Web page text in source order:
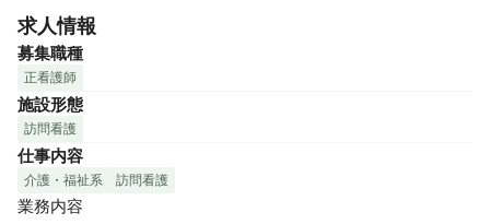
て訪問入浴サービス事業を開始し、設立しました。現在では
全国200箇所以上の事業所を展開し、高齢者介護をトータル
サポートしています。
「訪問入浴」とは、介護保険を利用する在宅介護サービスの
ひとつです。 自宅の浴槽での入浴が難しい方や、施設への通
所が難しい方のご自宅に専用の浴槽をお持ちし、入浴をサポ
ートするサービスです。 看護職員1名・介護職員2名の3人チ
ームで、入浴車で巡回します。
求人情報
募集職種
正看護師
施設形態
訪問看護
仕事内容
介護・福祉系 訪問看護
業務内容